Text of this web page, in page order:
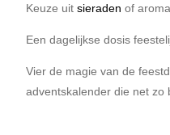
Keuze uit sieraden of
Een dagelijkse dosis
Vier de magie van de
adventskalender die net zo